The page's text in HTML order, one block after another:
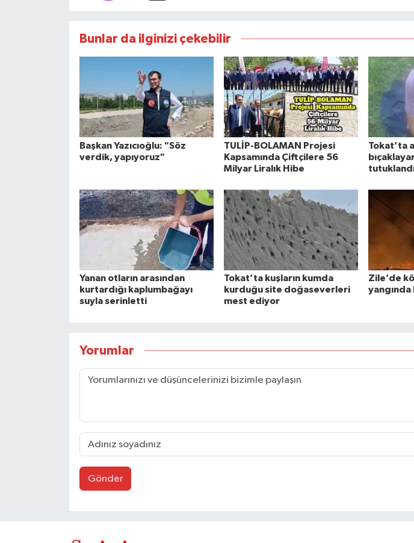
Bunlar da ilginizi çekebilir
Başkan Yazıcıoğlu: "Söz
verdik, yapıyoruz"
TULİP-BOLAMAN Projesi
Kapsamında Çiftçilere 56
Milyar Liralık Hibe
Tokat’ta
Yanan otların arasından
kurtardığı kaplumbağayı
suyla serinletti
Tokat’ta kuşların kumda
kurduğu site doğaseverleri
mest ediyor
Zile’de
Yorumlar
Gönder